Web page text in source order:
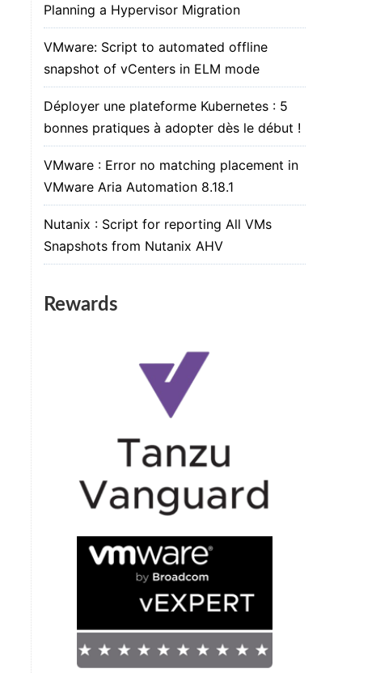
Planning a Hypervisor Migration
VMware: Script to automated offline
snapshot of vCenters in ELM mode
Déployer une plateforme Kubernetes : 5
bonnes pratiques à adopter dès le début !
VMware : Error no matching placement in
VMware Aria Automation 8.18.1
Nutanix : Script for reporting All VMs
Snapshots from Nutanix AHV
Rewards